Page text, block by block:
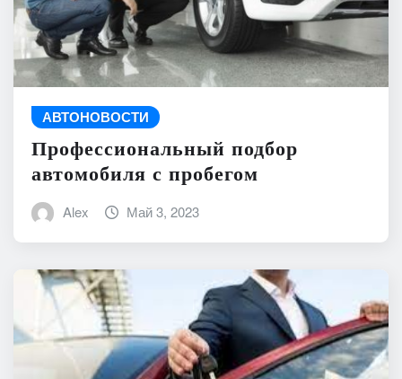
АВТОНОВОСТИ
Профессиональный подбор
автомобиля с пробегом
Alex Май 3, 2023